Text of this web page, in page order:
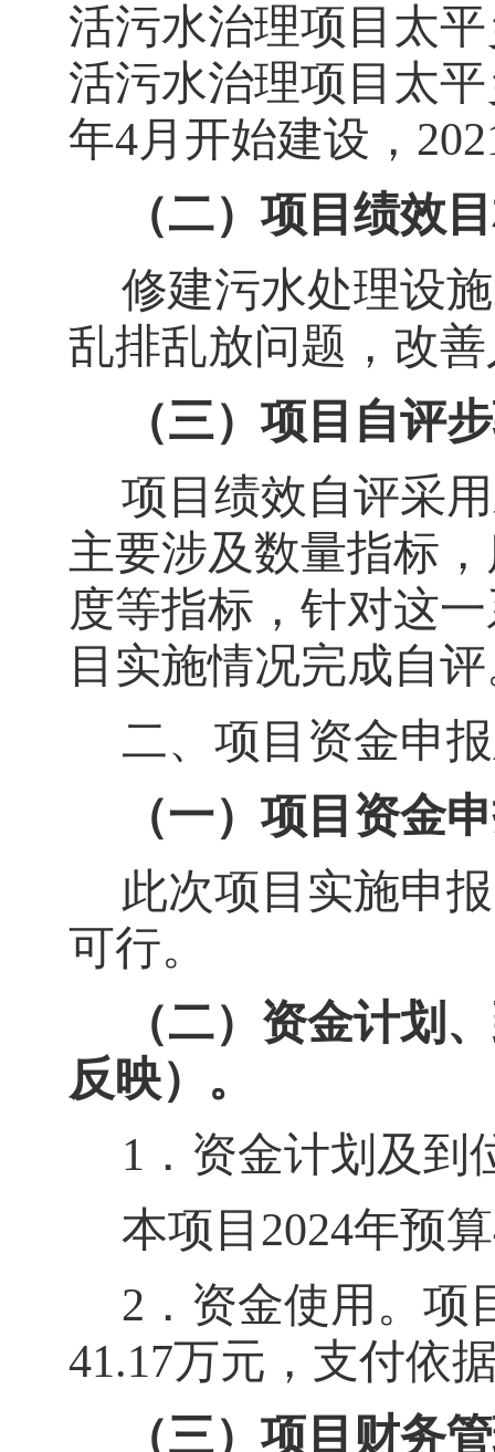
活污水治理项目太
活污水治理项目太
年4月开始建设，
（二）项目绩效
修建污水处理设施
乱排乱放问题，改
（三）项目自评
项目绩效自评采
主要涉及数量指标
度等指标，针对这
目实施情况完成自
二、项目资金申
（一）项目资金
此次项目实施申
可行。
（二）资金计划
反映）。
1 ．资金计划及到
本项目 2024年预算
2 ．资金使用。项
41.17万元，支付依
（三）项目财务